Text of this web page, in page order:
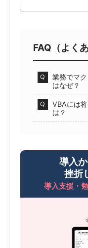
FAQ（よく
Q
業務でマ
はなぜ？
Q
VBAには
は？
導入
挫折
導入支援・